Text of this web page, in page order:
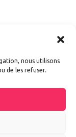
nous utilisons
de les refuser.